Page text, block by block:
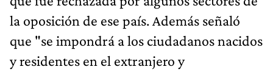
la oposición de ese país. Además señaló
que "se impondrá a los ciudadanos nacidos
y residentes en el extranjero y